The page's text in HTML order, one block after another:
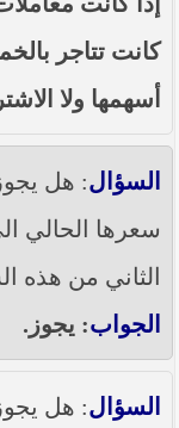
----- تصريح
في كربلاء
) بعد سيطرة
المحافظات
بيان صادر
محافظة
كانت تتاجر
أسهمها ولا
السؤال: هل
سعرها الحالي
الثاني من هذه
الجواب: يجوز.
السؤال: هل